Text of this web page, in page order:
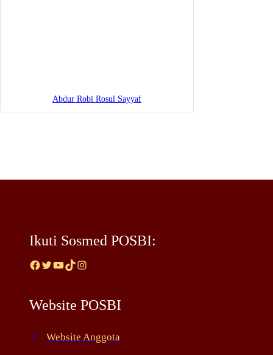
Abdur Robi Rosul Sayyaf
Ikuti Sosmed POSBI:
Facebook Twitter YouTube TikTok Instagram
Website POSBI
Website Anggota